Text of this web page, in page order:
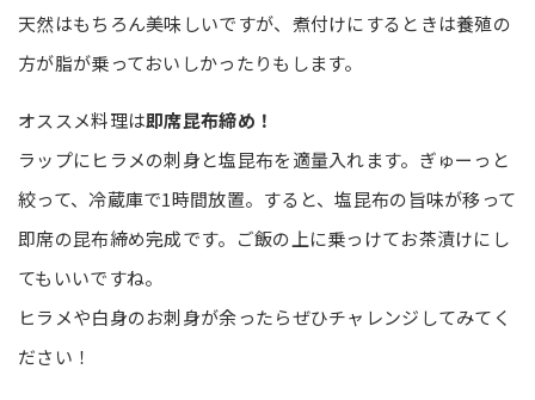
天然はもちろん美味しいですが、煮付けにするときは養殖の
方が脂が乗っておいしかったりもします。
オススメ料理は即席昆布締め！
ラップにヒラメの刺身と塩昆布を適量入れます。ぎゅーっと
絞って、冷蔵庫で1時間放置。すると、塩昆布の旨味が移って
即席の昆布締め完成です。ご飯の上に乗っけてお茶漬けにし
てもいいですね。
ヒラメや白身のお刺身が余ったらぜひチャレンジしてみてく
ださい！